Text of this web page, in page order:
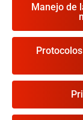
Manejo de